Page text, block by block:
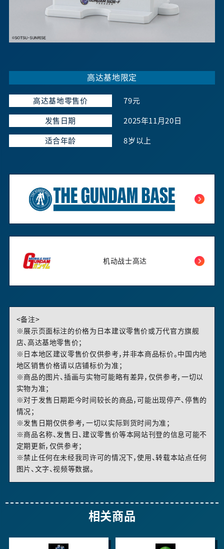
高达基地限定
高达基地零售价 79元
发售日期 2025年11月20日
适合年龄 8岁以上
机动战士高达
<备注>
※展示页面标注的价格为日本建议零售价或万代官方旗舰
店、高达基地零售价；
※日本地区建议零售价仅供参考，并非本商品标价。中国内地
地区销售价格请以店铺标价为准；
※商品的图片、插画与实物可能略有差异，仅供参考，一切以
实物为准；
※对于发售日期距今时间较长的商品，可能出现停产、停售的
情况；
※发售日期仅供参考，一切以实际到货时间为准；
※商品名称、发售日、建议零售价等本网站刊登的信息可能不
定期更新，仅供参考；
※禁止任何在未经我司许可的情况下，使用、转载本站点任何
图片、文字、视频等数据。
相关商品